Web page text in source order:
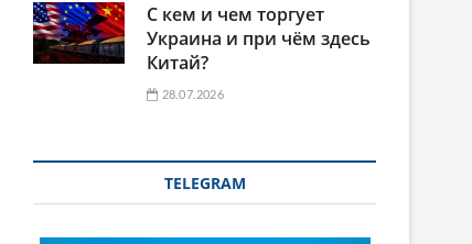
С кем и чем торгует
Украина и при чём здесь
Китай?
28.07.2026
TELEGRAM